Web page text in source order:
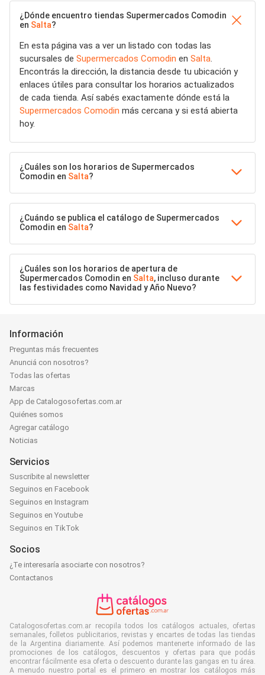
¿Dónde encuentro tiendas Supermercados Comodin
en Salta?
En esta página vas a ver un listado con todas las
sucursales de Supermercados Comodin en Salta.
Encontrás la dirección, la distancia desde tu ubicación y
enlaces útiles para consultar los horarios actualizados
de cada tienda. Así sabés exactamente dónde está la
Supermercados Comodin más cercana y si está abierta
hoy.
¿Cuáles son los horarios de Supermercados
Comodin en Salta?
¿Cuándo se publica el catálogo de Supermercados
Comodin en Salta?
¿Cuáles son los horarios de apertura de
Supermercados Comodin en Salta, incluso durante
las festividades como Navidad y Año Nuevo?
Información
Preguntas más frecuentes
Anunciá con nosotros?
Todas las ofertas
Marcas
App de Catalogosofertas.com.ar
Quiénes somos
Agregar catálogo
Noticias
Servicios
Suscribite al newsletter
Seguinos en Facebook
Seguinos en Instagram
Seguinos en Youtube
Seguinos en TikTok
Socios
¿Te interesaría asociarte con nosotros?
Contactanos
Catalogosofertas.com.ar recopila todos los catálogos actuales, ofertas
semanales, folletos publicitarios, revistas y encartes de todas las tiendas
de la Argentina diariamente. Así podemos mantenerte informado de las
promociones de los catálogos, descuentos y ofertas para que podás
encontrar fácilmente esa oferta o descuento durante las gangas en tu área.
A menudo nuestro portal es el primero en mostrar los catálogos más